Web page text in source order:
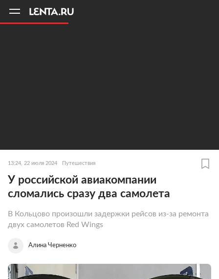
13:24, 22 июля 2024 Путешествия
У российской авиакомпании
сломались сразу два самолета
В Кольцово произошли задержки рейсов из-за ремонта
двух самолетов Red Wings
Алина Черненко